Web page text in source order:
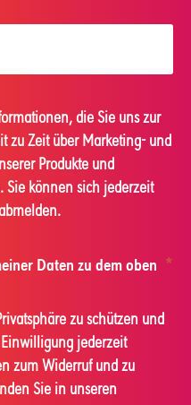
die Sie uns zur
zu Zeit über Marketing- und
Produkte und
Sie können sich jederzeit
Daten zu dem oben *
zu schützen und
jederzeit
zum Widerruf und zu
Sie in unseren